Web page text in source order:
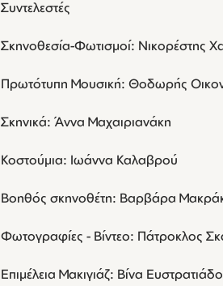
Συντελεστές
Σκηνοθεσία-Φωτισμοί: Νικορέστης
Πρωτότυπη Μουσική: Θοδωρής
Σκηνικά: Άννα Μαχαιριανάκη
Κοστούμια: Ιωάννα Καλαβρού
Βοηθός σκηνοθέτη: Βαρβάρα
Φωτογραφίες - Βίντεο: Πάτροκλος
Επιμέλεια Μακιγιάζ: Βίνα